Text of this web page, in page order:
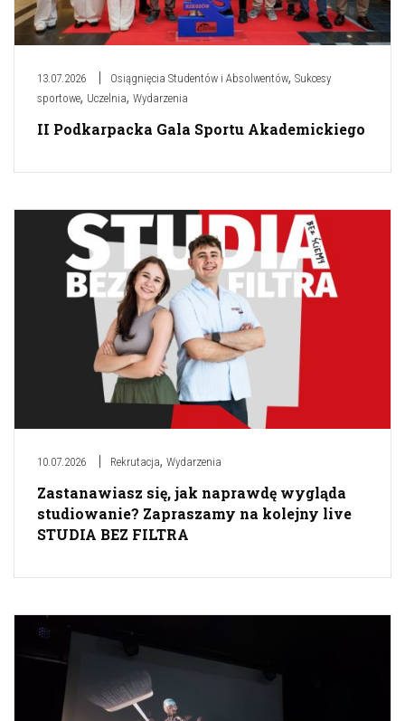
13.07.2026 Osiągnięcia Studentów i Absolwentów, Sukcesy
sportowe, Uczelnia, Wydarzenia
II Podkarpacka Gala Sportu Akademickiego
10.07.2026 Rekrutacja, Wydarzenia
Zastanawiasz się, jak naprawdę wygląda
studiowanie? Zapraszamy na kolejny live
STUDIA BEZ FILTRA